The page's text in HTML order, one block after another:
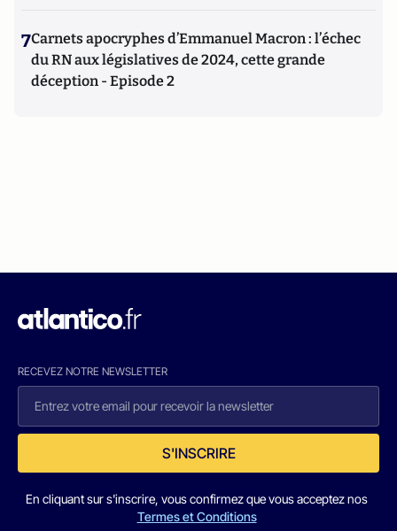
7Carnets apocryphes d’Emmanuel Macron : l’échec
du RN aux législatives de 2024, cette grande
déception - Episode 2
RECEVEZ NOTRE NEWSLETTER
S'INSCRIRE
En cliquant sur s'inscrire, vous confirmez que vous acceptez nos
Termes et Conditions